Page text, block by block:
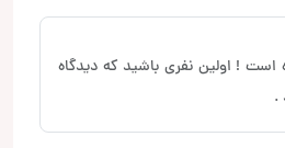
! اولین نفری باشید که دیدگاه
.